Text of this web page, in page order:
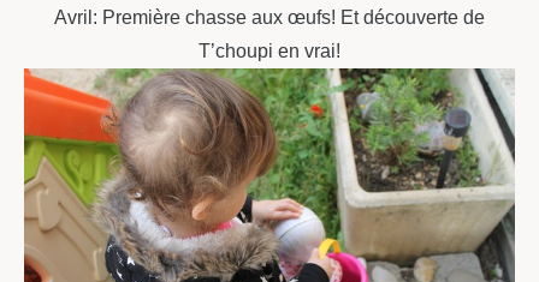
Avril: Première chasse aux œufs! Et découverte de
T’choupi en vrai!